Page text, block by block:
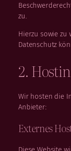
zu.
Hierzu sowie zu
Datenschutz
2.
Wir hosten die
Anbieter:
Externes